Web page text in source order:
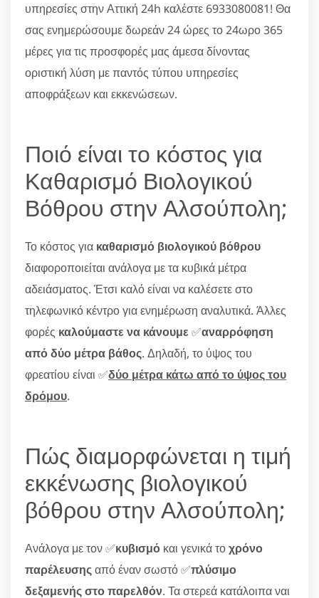
υπηρεσίες στην Αττική 24h καλέστε 6933080081! Θα
σας ενημερώσουμε δωρεάν 24 ώρες το 24ωρο 365
μέρες για τις προσφορές μας άμεσα δίνοντας
οριστική λύση με παντός τύπου υπηρεσίες
αποφράξεων και εκκενώσεων.
Ποιό είναι το κόστος για
Καθαρισμό Βιολογικού
Βόθρου στην Αλσούπολη;
Το κόστος για καθαρισμό βιολογικού βόθρου
διαφοροποιείται ανάλογα με τα κυβικά μέτρα
αδειάσματος. Έτσι καλό είναι να καλέσετε στο
τηλεφωνικό κέντρο για ενημέρωση αναλυτικά. Άλλες
φορές καλούμαστε να κάνουμε ✅αναρρόφηση
από δύο μέτρα βάθος. Δηλαδή, το ύψος του
φρεατίου είναι ✅δύο μέτρα κάτω από το ύψος του
δρόμου.
Πώς διαμορφώνεται η τιμή
εκκένωσης βιολογικού
βόθρου στην Αλσούπολη;
Ανάλογα με τον ✅κυβισμό και γενικά τοχρόνο
παρέλευσηςαπό έναν σωστό ✅πλύσιμο
δεξαμενής στο παρελθόν. Τα στερεά κατάλοιπα ναι